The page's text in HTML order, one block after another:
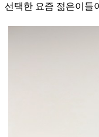
선택한 요즘 젊은이들